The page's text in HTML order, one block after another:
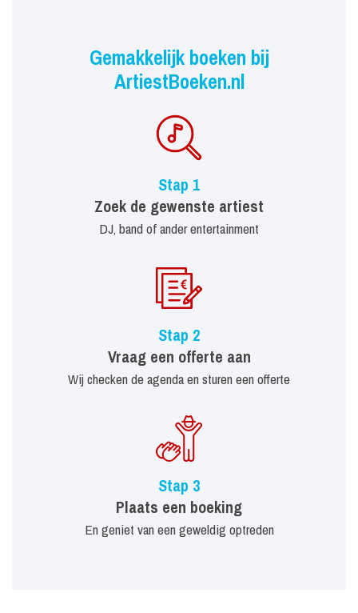
Gemakkelijk boeken bij
ArtiestBoeken.nl
Stap 1
Zoek de gewenste artiest
DJ, band of ander entertainment
Stap 2
Vraag een offerte aan
Wij checken de agenda en sturen een offerte
Stap 3
Plaats een boeking
En geniet van een geweldig optreden